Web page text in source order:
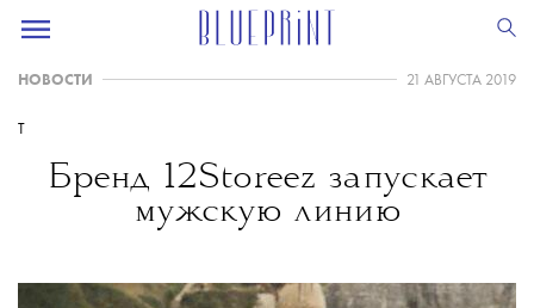
НОВОСТИ 21 АВГУСТА 2019
T
Бренд 12Storeez запускает
мужскую линию